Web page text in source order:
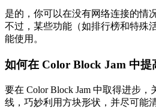
是的，你可以在没有网络连接的情
不过，某些功能（如排行榜和特殊
能使用。
如何在 Color Block Jam 中提
要在 Color Block Jam 中取得进步
线，巧妙利用方块形状，并尽可能